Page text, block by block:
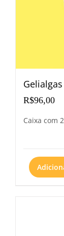
Caixa com
R$96,00